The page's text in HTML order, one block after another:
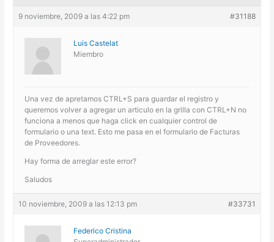
9 noviembre, 2009 a las 4:22 pm #31188
Luis Castelat
Miembro
Una vez de apretamos CTRL+S para guardar el registro y
queremos volver a agregar un articulo en la grilla con CTRL+N no
funciona a menos que haga click en cualquier control de
formulario o una text. Esto me pasa en el formulario de Facturas
de Proveedores.
Hay forma de arreglar este error?
Saludos
10 noviembre, 2009 a las 12:13 pm #33731
Federico Cristina